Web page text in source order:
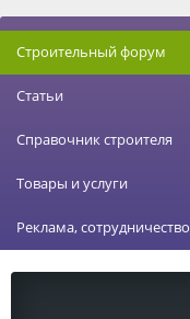
Строительный форум
Статьи
Справочник строителя
Товары и услуги
Реклама, сотрудничество